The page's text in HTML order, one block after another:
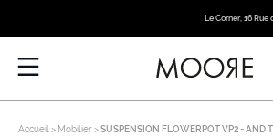
Le Corner, 16
Accueil Mobilier SUSPENSION FLOWERPOT VP2 - AND